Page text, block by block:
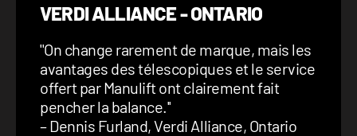
VERDI ALLIANCE - ONTARIO
''On change rarement de marque, mais les
avantages des télescopiques et le service
offert par Manulift ont clairement fait
pencher la balance.''
– Dennis Furland, Verdi Alliance, Ontario